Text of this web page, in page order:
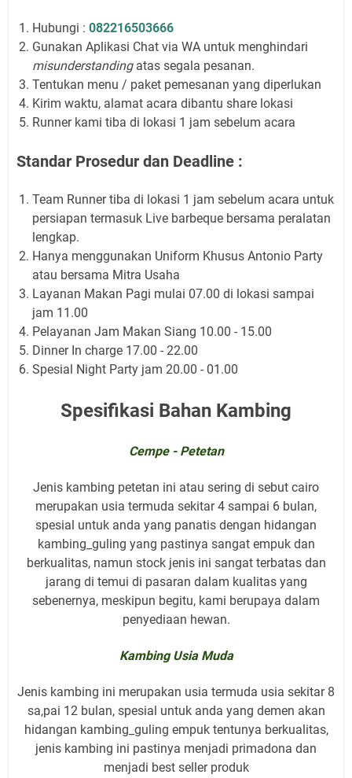
Hubungi : 082216503666
Gunakan Aplikasi Chat via WA untuk menghindari
misunderstanding atas segala pesanan.
Tentukan menu / paket pemesanan yang diperlukan
Kirim waktu, alamat acara dibantu share lokasi
Runner kami tiba di lokasi 1 jam sebelum acara
Standar Prosedur dan Deadline :
Team Runner tiba di lokasi 1 jam sebelum acara untuk
persiapan termasuk Live barbeque bersama peralatan
lengkap.
Hanya menggunakan Uniform Khusus Antonio Party
atau bersama Mitra Usaha
Layanan Makan Pagi mulai 07.00 di lokasi sampai
jam 11.00
Pelayanan Jam Makan Siang 10.00 - 15.00
Dinner In charge 17.00 - 22.00
Spesial Night Party jam 20.00 - 01.00
Spesifikasi Bahan Kambing
Cempe - Petetan
Jenis kambing petetan ini atau sering di sebut cairo
merupakan usia termuda sekitar 4 sampai 6 bulan,
spesial untuk anda yang panatis dengan hidangan
kambing_guling yang pastinya sangat empuk dan
berkualitas, namun stock jenis ini sangat terbatas dan
jarang di temui di pasaran dalam kualitas yang
sebenernya, meskipun begitu, kami berupaya dalam
penyediaan hewan.
Kambing Usia Muda
Jenis kambing ini merupakan usia termuda usia sekitar 8
sa,pai 12 bulan, spesial untuk anda yang demen akan
hidangan kambing_guling empuk tentunya berkualitas,
jenis kambing ini pastinya menjadi primadona dan
menjadi best seller produk